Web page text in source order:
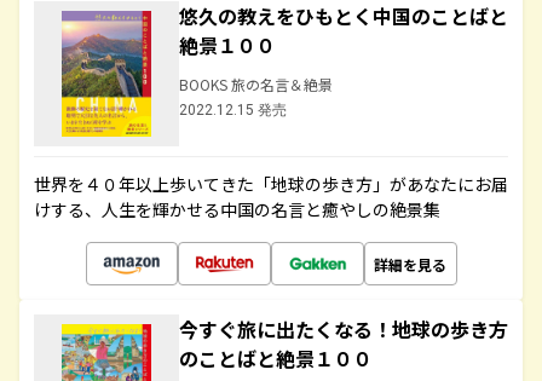
悠久の教えをひもとく中国のことばと
絶景１００
BOOKS 旅の名言＆絶景
2022.12.15 発売
世界を４０年以上歩いてきた「地球の歩き方」があなたにお届
けする、人生を輝かせる中国の名言と癒やしの絶景集
詳細を見る
今すぐ旅に出たくなる！地球の歩き方
のことばと絶景１００